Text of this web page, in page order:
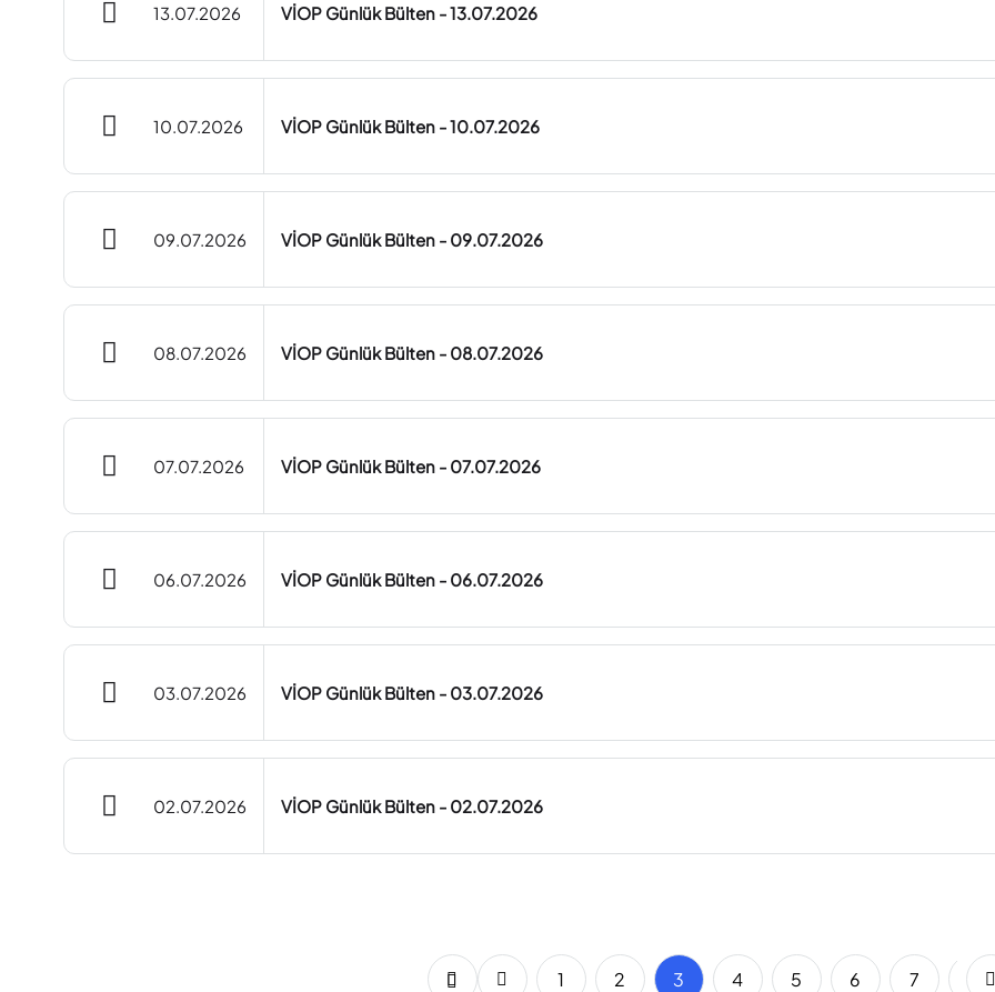
13.07.2026 VİOP Günlük Bülten - 13.07.2026
10.07.2026 VİOP Günlük Bülten - 10.07.2026
09.07.2026 VİOP Günlük Bülten - 09.07.2026
08.07.2026 VİOP Günlük Bülten - 08.07.2026
07.07.2026 VİOP Günlük Bülten - 07.07.2026
06.07.2026 VİOP Günlük Bülten - 06.07.2026
03.07.2026 VİOP Günlük Bülten - 03.07.2026
02.07.2026 VİOP Günlük Bülten - 02.07.2026
1 2 3 4 5 6 7 8